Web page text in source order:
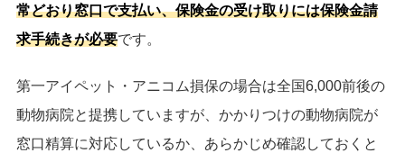
常どおり窓口で支払い、保険金の受け取りには保険金請
求手続きが必要です。
第一アイペット・アニコム損保の場合は全国6,000前後の
動物病院と提携していますが、かかりつけの動物病院が
窓口精算に対応しているか、あらかじめ確認しておくと